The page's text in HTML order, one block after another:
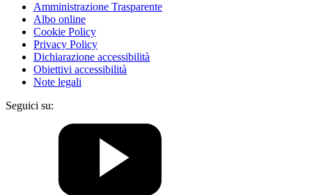
Amministrazione Trasparente
Albo online
Cookie Policy
Privacy Policy
Dichiarazione accessibilità
Obiettivi accessibilità
Note legali
Seguici su: